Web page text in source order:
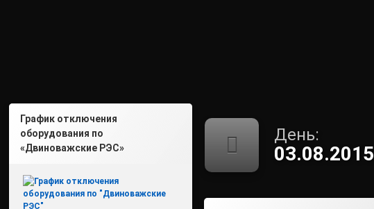
День:
03.08.2015
График отключения
оборудования по
«Двиноважские РЭС»